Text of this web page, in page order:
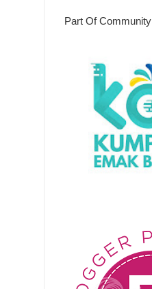
Part Of Community